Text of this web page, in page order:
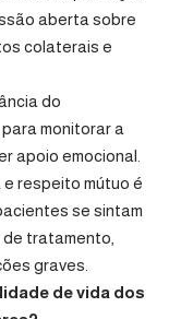
aberta sobre
colaterais e
do
monitorar a
apoio emocional.
respeito mútuo é
se sintam
tratamento,
graves.
de vida dos